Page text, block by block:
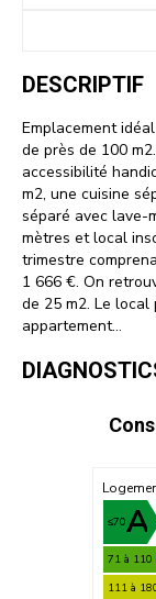
DESCRIPTIF
Emplacement
de près de 100
accessibilité
m2, une cuisine
séparé avec lave-
mètres et local
trimestre
1 666 €. On
de 25 m2. Le
appartement…
≤70A
71 à 110
111 à